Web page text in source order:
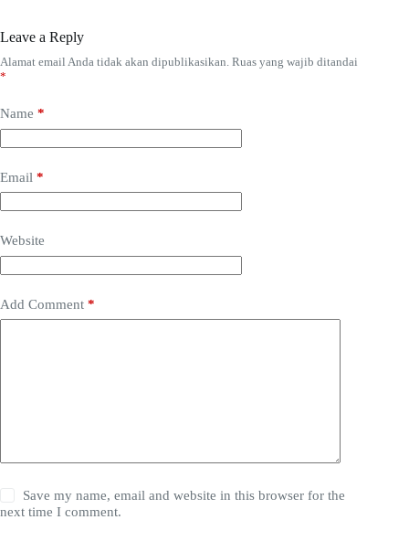
Leave a Reply
Alamat email Anda tidak akan dipublikasikan. Ruas yang wajib ditandai
*
Name *
Email *
Website
Add Comment *
Save my name, email and website in this browser for the
next time I comment.